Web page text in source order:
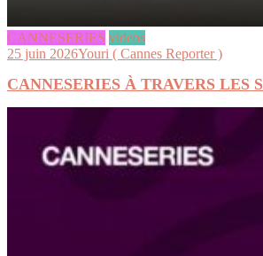
CANNESERIES videos
25 juin 2026Youri ( Cannes Reporter )
CANNESERIES À TRAVERS LES